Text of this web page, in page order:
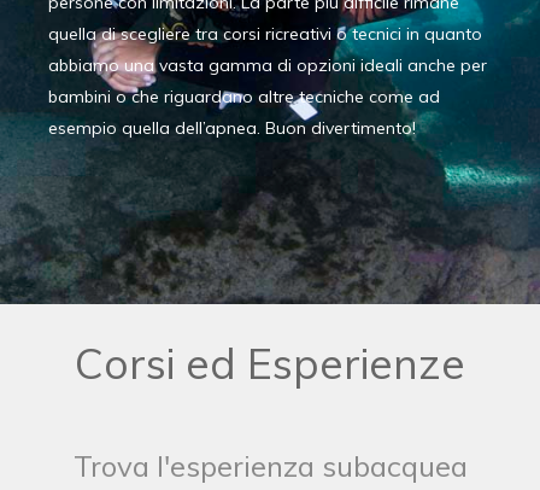
quella di scegliere tra corsi ricreativi o tecnici in quanto
abbiamo una vasta gamma di opzioni ideali anche per
bambini o che riguardano altre tecniche come ad
esempio quella dell’apnea. Buon divertimento!
Corsi ed Esperienze
Trova l'esperienza subacquea